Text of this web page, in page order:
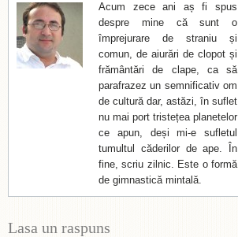
Acum zece ani aș fi spus
despre mine că sunt o
împrejurare de straniu și
comun, de aiurări de clopot și
frământări de clape, ca să
parafrazez un semnificativ om
de cultură dar, astăzi, în suflet
nu mai port tristețea planetelor
ce apun, deși mi-e sufletul
tumultul căderilor de ape. În
fine, scriu zilnic. Este o formă
de gimnastică mintală.
Lasa un raspuns